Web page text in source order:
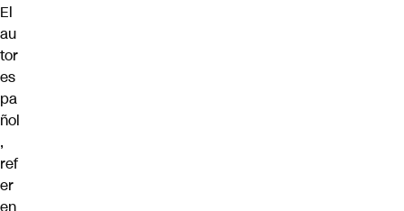
El
au
tor
es
pa
ñol
,
ref
er
en